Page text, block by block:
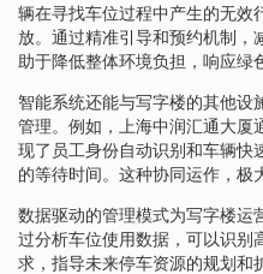
辆在寻找车位过程中产生的无效
放。通过精准引导和预约机制，
助于降低整体环境负担，响应绿
智能系统还能与写字楼的其他设
管理。例如，上海中润汇通大厦
现了员工身份自动识别和车辆快
的等待时间。这种协同运作，极
数据驱动的管理模式为写字楼运
过分析车位使用数据，可以识别
求，指导未来停车资源的规划和